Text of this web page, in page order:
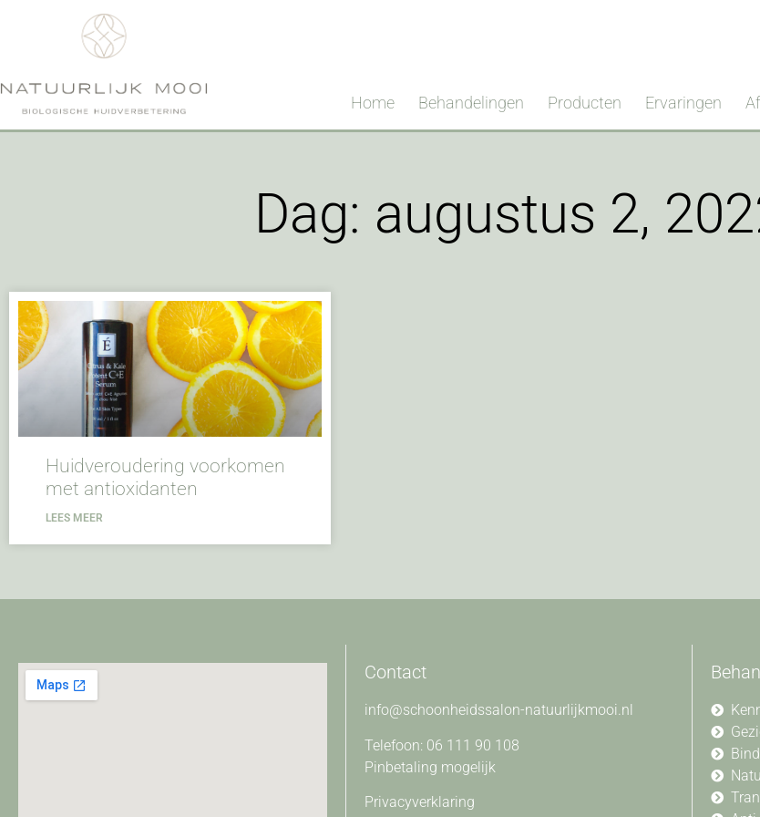
Home Behandelingen Producten Ervaringen
Dag: augustus 2,
Huidveroudering voorkomen
met antioxidanten
LEES MEER
Contact
info@schoonheidssalon-natuurlijkmooi.nl
Telefoon: 06 111 90 108
Pinbetaling mogelijk
Privacyverklaring